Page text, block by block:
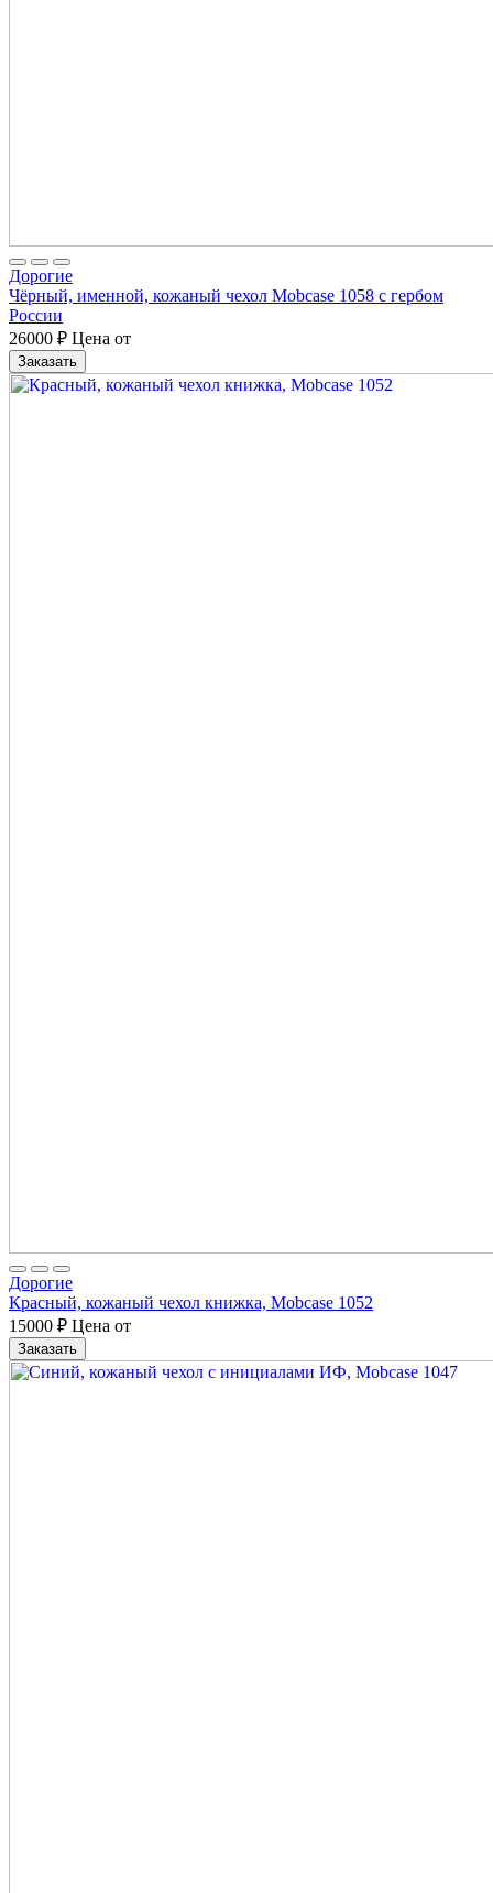
Дорогие
Чёрный, именной, кожаный чехол Mobcase 1058 с гербом
России
26000 ₽ Цена от
Заказать
Дорогие
Красный, кожаный чехол книжка, Mobcase 1052
15000 ₽ Цена от
Заказать